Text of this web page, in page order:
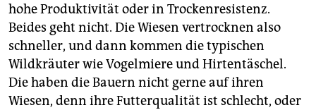
hohe Produktivität oder in Trockenresistenz.
Beides geht nicht. Die Wiesen vertrocknen also
schneller, und dann kommen die typischen
Wildkräuter wie Vogelmiere und Hirtentäschel.
Die haben die Bauern nicht gerne auf ihren
Wiesen, denn ihre Futterqualität ist schlecht, oder